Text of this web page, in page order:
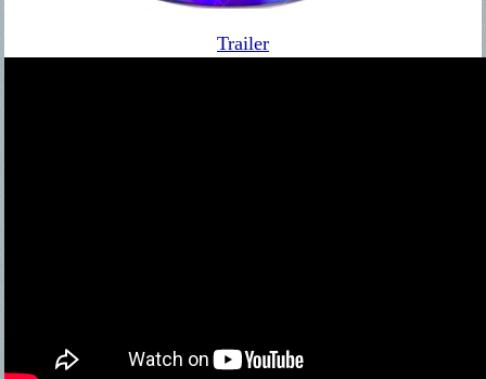
Trailer